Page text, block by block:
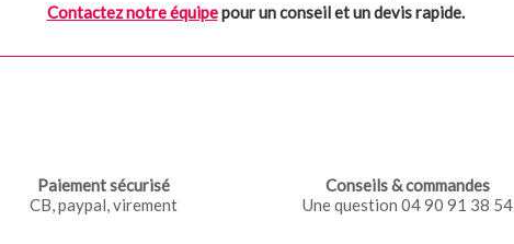
Contactez notre équipepour un conseil et un devis rapide.
Paiement sécurisé
CB, paypal, virement
Conseils & commandes
Une question 04 90 91 38 54